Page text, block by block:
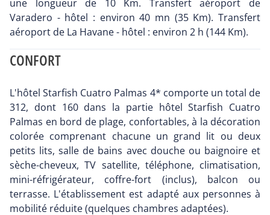
une longueur de 10 Km. Transfert aéroport de
Varadero - hôtel : environ 40 mn (35 Km). Transfert
aéroport de La Havane - hôtel : environ 2 h (144 Km).
CONFORT
L'hôtel Starfish Cuatro Palmas 4* comporte un total de
312, dont 160 dans la partie hôtel Starfish Cuatro
Palmas en bord de plage, confortables, à la décoration
colorée comprenant chacune un grand lit ou deux
petits lits, salle de bains avec douche ou baignoire et
sèche-cheveux, TV satellite, téléphone, climatisation,
mini-réfrigérateur, coffre-fort (inclus), balcon ou
terrasse. L'établissement est adapté aux personnes à
mobilité réduite (quelques chambres adaptées).